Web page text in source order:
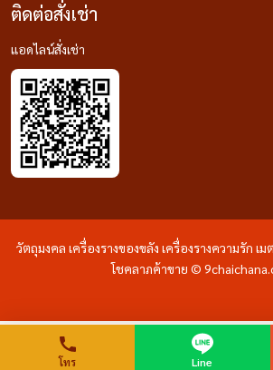
ติดต่อสั่งเช่า
แอดไลน์สั่งเช่า
วัตถุมงคล เครื่องรางของขลัง เครื่องรางความรัก
โชคลาภค้าขาย ©
โทร Line